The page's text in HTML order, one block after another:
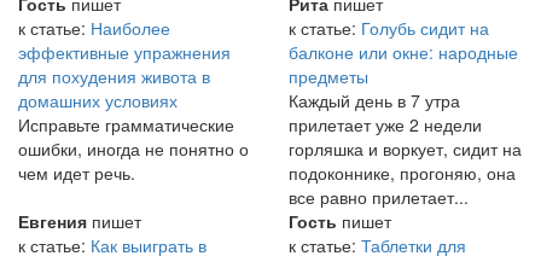
к статье: Наиболее
эффективные упражнения
для похудения живота в
домашних условиях
Исправьте грамматические
ошибки, иногда не понятно о
чем идет речь.
к статье: Голубь сидит на
балконе или окне: народные
предметы
Каждый день в 7 утра
прилетает уже 2 недели
горляшка и воркует, сидит на
подоконнике, прогоняю, она
все равно прилетает...
Евгения пишет
к статье: Как выиграть в
Гость пишет
к статье: Таблетки для